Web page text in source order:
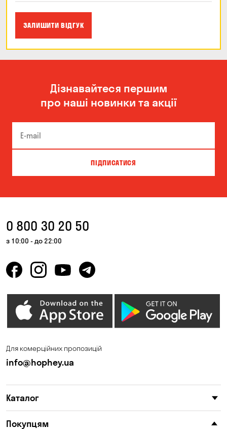
ЗАЛИШИТИ ВІДГУК
Дізнавайтеся першим
про наші новинки та акції
ПІДПИСАТИСЯ
0 800 30 20 50
з 10:00 - до 22:00
Для комерційних пропозицій
info@hophey.ua
Каталог
Покупцям